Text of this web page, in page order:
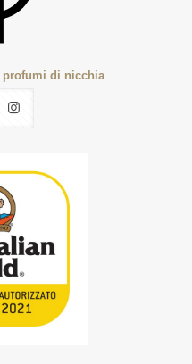
profumi di nicchia